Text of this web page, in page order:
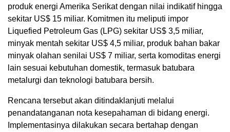
produk energi Amerika Serikat dengan nilai indikatif hingga
sekitar US$ 15 miliar. Komitmen itu meliputi impor
Liquefied Petroleum Gas (LPG) sekitar US$ 3,5 miliar,
minyak mentah sekitar US$ 4,5 miliar, produk bahan bakar
minyak olahan senilai US$ 7 miliar, serta komoditas energi
lain sesuai kebutuhan domestik, termasuk batubara
metalurgi dan teknologi batubara bersih.
Rencana tersebut akan ditindaklanjuti melalui
penandatanganan nota kesepahaman di bidang energi.
Implementasinya dilakukan secara bertahap dengan